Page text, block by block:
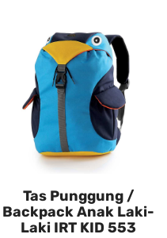
Tas Punggung /
Backpack Anak Laki-
Laki IRT KID 553